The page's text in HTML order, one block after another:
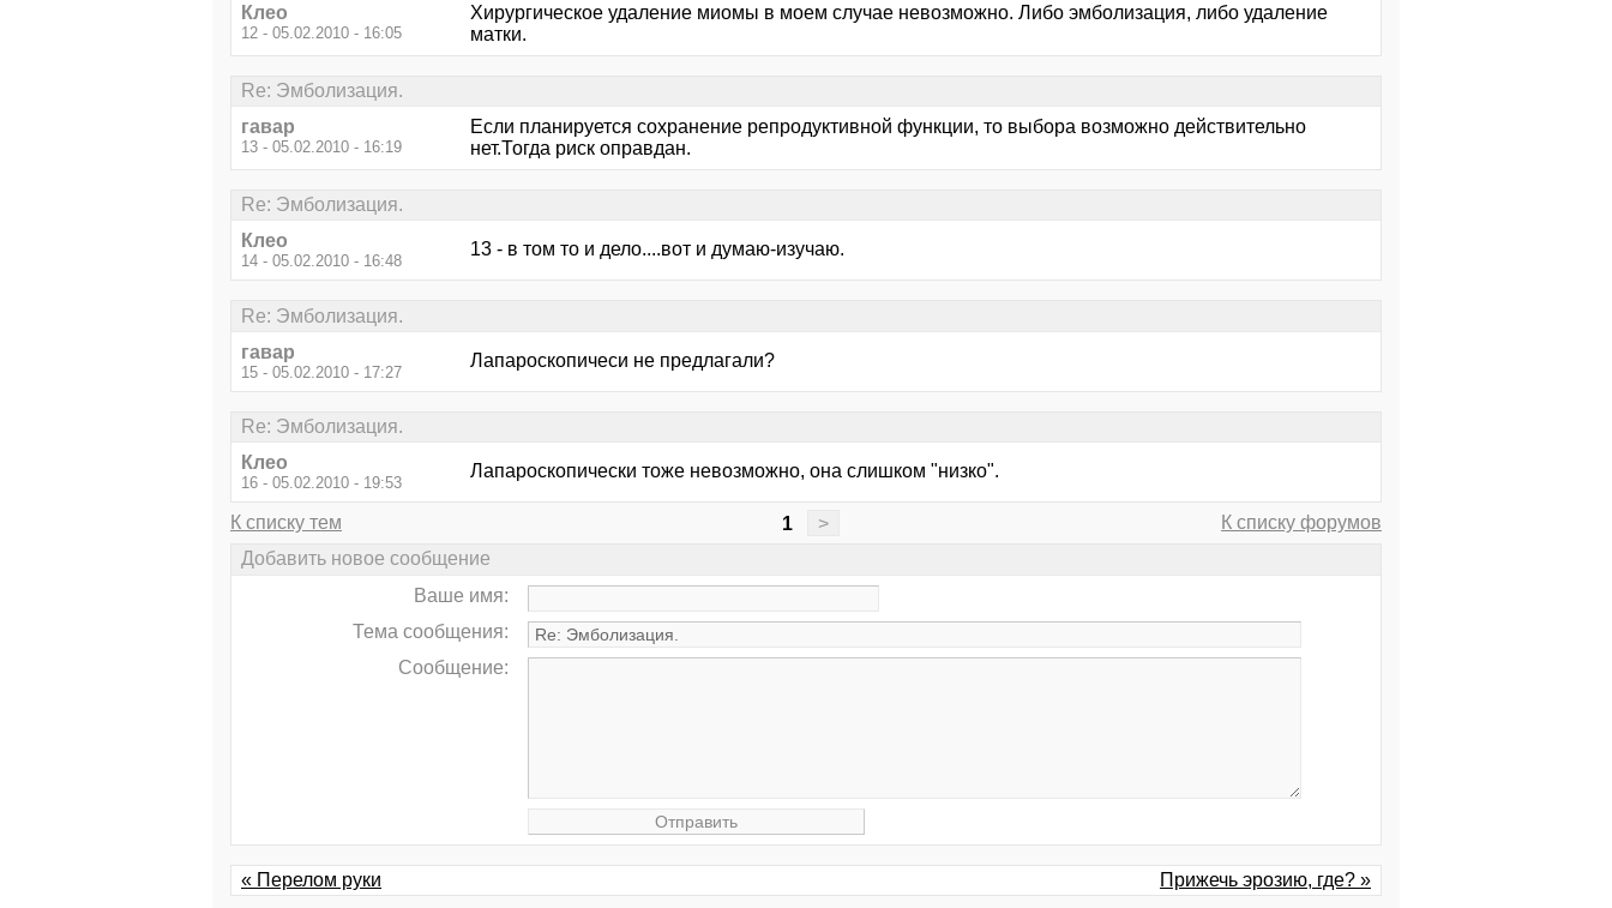
Клео
12 - 05.02.2010 - 16:05
Хирургическое удаление миомы в моем случае невозможно. Либо эмболизация, либо удаление
матки.
Re: Эмболизация.
гавар
13 - 05.02.2010 - 16:19
Если планируется сохранение репродуктивной функции, то выбора возможно действительно
нет.Тогда риск оправдан.
Re: Эмболизация.
Клео
14 - 05.02.2010 - 16:48
13 - в том то и дело....вот и думаю-изучаю.
Re: Эмболизация.
гавар
15 - 05.02.2010 - 17:27
Лапароскопичеси не предлагали?
Re: Эмболизация.
Клео
16 - 05.02.2010 - 19:53
Лапароскопически тоже невозможно, она слишком "низко".
К списку тем 1 >
К списку форумов
Добавить новое сообщение
Ваше имя:
Тема сообщения:
Сообщение:
« Перелом руки Прижечь эрозию, где? »